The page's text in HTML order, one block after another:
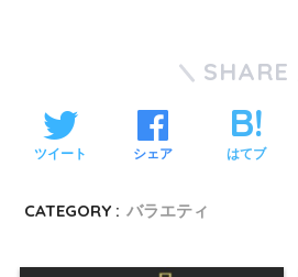
SHARE
ツイート シェア はてブ
CATEGORY : バラエティ